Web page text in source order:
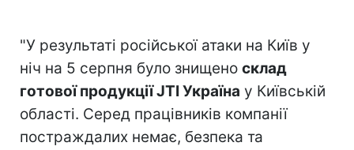
"У результаті російської атаки на Київ у
ніч на 5 серпня було знищено склад
готової продукції JTI Україна у Київській
області. Серед працівників компанії
постраждалих немає, безпека та